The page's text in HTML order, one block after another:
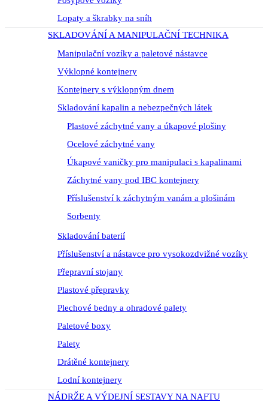
Lopaty a škrabky na sníh
SKLADOVÁNÍ A MANIPULAČNÍ TECHNIKA
Manipulační vozíky a paletové nástavce
Výklopné kontejnery
Kontejnery s výklopným dnem
Skladování kapalin a nebezpečných látek
Plastové záchytné vany a úkapové plošiny
Ocelové záchytné vany
Úkapové vaničky pro manipulaci s kapalinami
Záchytné vany pod IBC kontejnery
Příslušenství k záchytným vanám a plošinám
Sorbenty
Skladování baterií
Příslušenství a nástavce pro vysokozdvižné vozíky
Přepravní stojany
Plastové přepravky
Plechové bedny a ohradové palety
Paletové boxy
Palety
Drátěné kontejnery
Lodní kontejnery
NÁDRŽE A VÝDEJNÍ SESTAVY NA NAFTU